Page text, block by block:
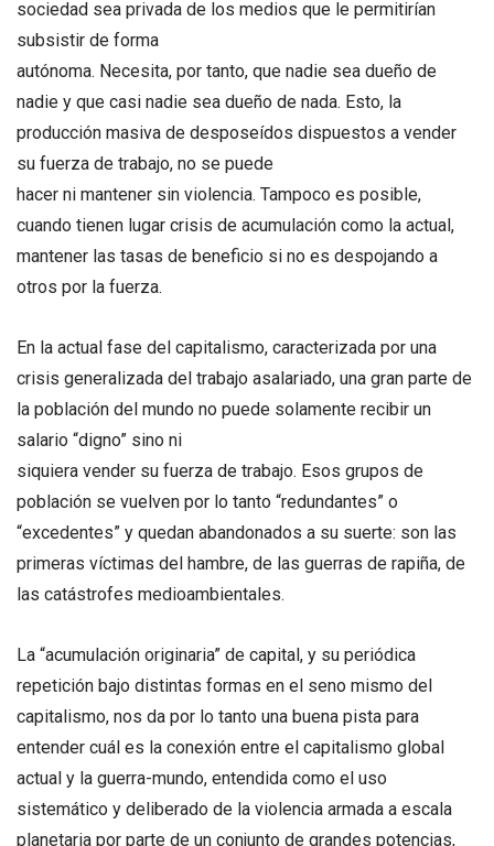
sociedad sea privada de los medios que le permitirían
subsistir de forma
autónoma. Necesita, por tanto, que nadie sea dueño de
nadie y que casi nadie sea dueño de nada. Esto, la
producción masiva de desposeídos dispuestos a vender
su fuerza de trabajo, no se puede
hacer ni mantener sin violencia. Tampoco es posible,
cuando tienen lugar crisis de acumulación como la actual,
mantener las tasas de beneficio si no es despojando a
otros por la fuerza.
En la actual fase del capitalismo, caracterizada por una
crisis generalizada del trabajo asalariado, una gran parte de
la población del mundo no puede solamente recibir un
salario “digno” sino ni
siquiera vender su fuerza de trabajo. Esos grupos de
población se vuelven por lo tanto “redundantes” o
“excedentes” y quedan abandonados a su suerte: son las
primeras víctimas del hambre, de las guerras de rapiña, de
las catástrofes medioambientales.
La “acumulación originaria” de capital, y su periódica
repetición bajo distintas formas en el seno mismo del
capitalismo, nos da por lo tanto una buena pista para
entender cuál es la conexión entre el capitalismo global
actual y la guerra-mundo, entendida como el uso
sistemático y deliberado de la violencia armada a escala
planetaria por parte de un conjunto de grandes potencias,